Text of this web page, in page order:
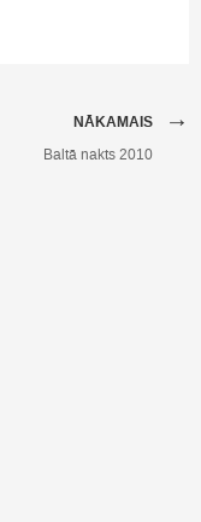
NĀKAMAIS →
Baltā nakts 2010